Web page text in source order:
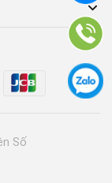
Số